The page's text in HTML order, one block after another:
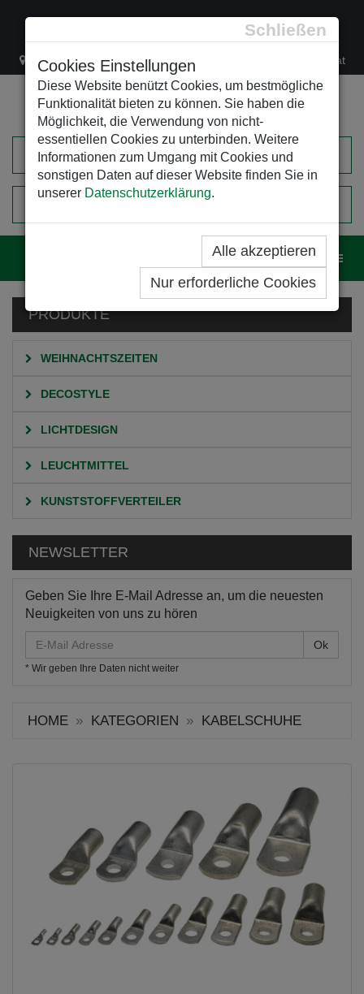
Schließen
Cookies Einstellungen
Diese Website benützt Cookies, um bestmögliche
Funktionalität bieten zu können. Sie haben die
Möglichkeit, die Verwendung von nicht-
essentiellen Cookies zu unterbinden. Weitere
Informationen zum Umgang mit Cookies und
sonstigen Daten auf dieser Website finden Sie in
unserer Datenschutzerklärung.
Alle akzeptieren
Nur erforderliche Cookies
Lacknergasse 78 +43/1/470 37 00 office@leso.at
EINKAUFSWAGEN
PRODUKTE
WEIHNACHTSZEITEN
DECOSTYLE
LICHTDESIGN
LEUCHTMITTEL
KUNSTSTOFFVERTEILER
NEWSLETTER
Geben Sie Ihre E-Mail Adresse an, um die neuesten
Neuigkeiten von uns zu hören
Mail
Adresse
* Wir geben Ihre Daten nicht weiter
HOME KATEGORIEN KABELSCHUHE